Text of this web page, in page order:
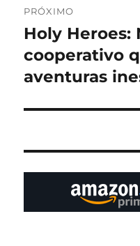
PRÓXIMO
Próximo
post:
Holy Heroes:
cooperativo
aventuras